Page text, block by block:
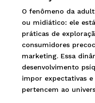
O fenômeno da
ou midiático: ele
práticas de
consumidores
marketing. Essa
desenvolvimento
impor expectativas
pertencem ao